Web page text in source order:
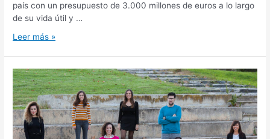
país con un presupuesto de 3.000 millones de euros a lo largo
de su vida útil y …
Leer más »